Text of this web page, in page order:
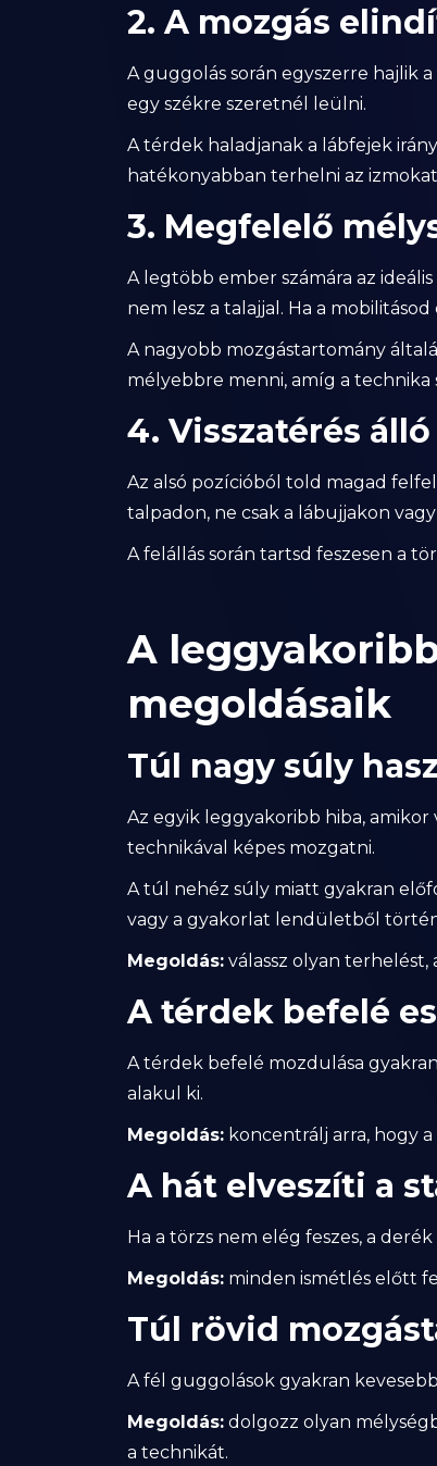
2. A mozgás
A guggolás során egyszerre hajlik
egy székre szeretnél leülni.
A térdek haladjanak a lábfejek
hatékonyabban terhelni az
3. Megfelelő
A legtöbb ember számára az
nem lesz a talajjal. Ha a
A nagyobb mozgástartomány
mélyebbre menni, amíg a technika
4. Visszatérés
Az alsó pozícióból told magad
talpadon, ne csak a lábujjakon
A felállás során tartsd feszesen a
A
megoldásaik
Túl nagy súly
Az egyik leggyakoribb hiba,
technikával képes mozgatni.
A túl nehéz súly miatt gyakran
vagy a gyakorlat lendületből
Megoldás: válassz olyan
A térdek befelé
A térdek befelé mozdulása
alakul ki.
Megoldás: koncentrálj arra, hogy
A hát elveszíti a
Ha a törzs nem elég feszes, a
Megoldás: minden ismétlés előtt
Túl rövid
A fél guggolások gyakran
Megoldás: dolgozz olyan
a technikát.